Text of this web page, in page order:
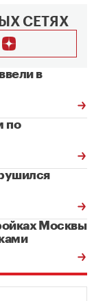
СЕТЯХ
в
по
Москвы